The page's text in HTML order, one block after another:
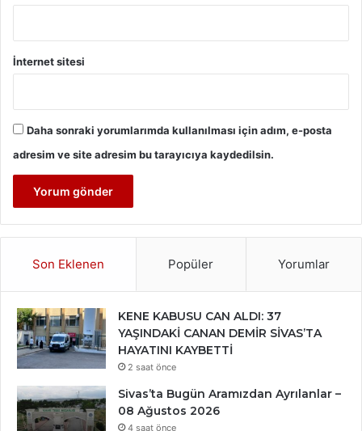
İnternet sitesi
Daha sonraki yorumlarımda kullanılması için adım, e-posta
adresim ve site adresim bu tarayıcıya kaydedilsin.
Son Eklenen Popüler Yorumlar
KENE KABUSU CAN ALDI: 37
YAŞINDAKİ CANAN DEMİR SİVAS’TA
HAYATINI KAYBETTİ
2 saat önce
Sivas’ta Bugün Aramızdan Ayrılanlar –
08 Ağustos 2026
4 saat önce